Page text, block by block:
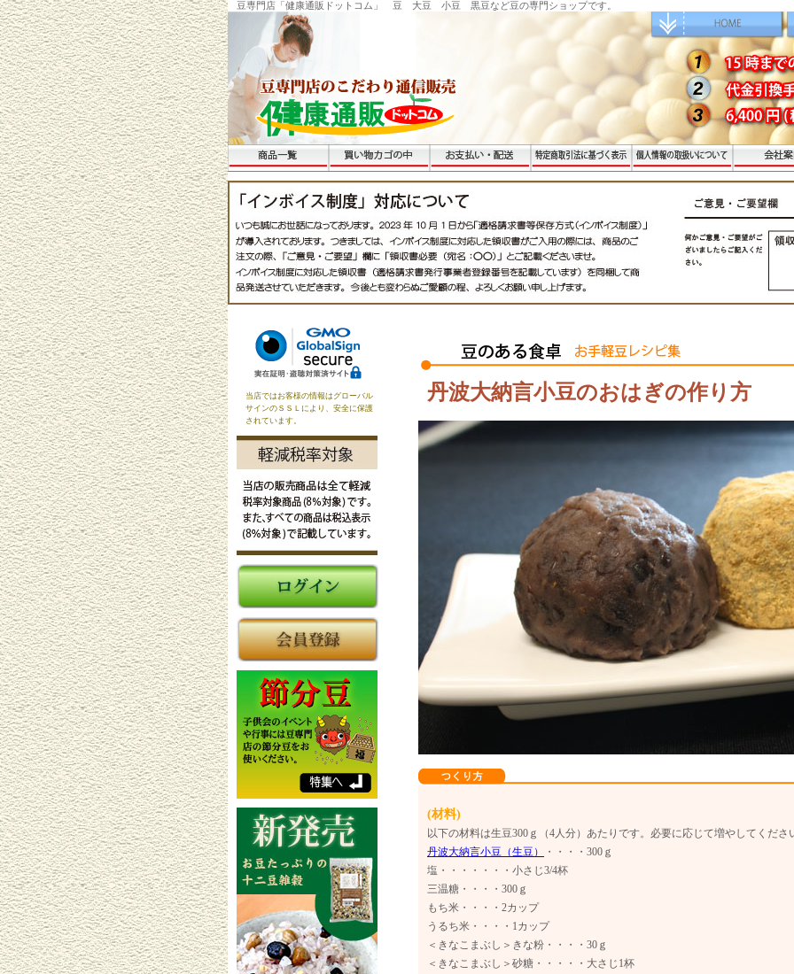
豆専門店「健康通販ドットコム」 豆 大豆 小豆 黒豆など豆の専門ショップです。
当店ではお客様の情報はグローバル
サインのＳＳＬにより、安全に保護
されています。
丹波大納言小豆のおはぎの作り方
(材料)
以下の材料は生豆300ｇ（4人分）あたりです。必要に応じて増やしてくださ
丹波大納言小豆（生豆）
・・・・300ｇ
塩・・・・・・・小さじ3/4杯
三温糖・・・・300ｇ
もち米・・・・2カップ
うるち米・・・・1カップ
＜きなこまぶし＞きな粉・・・・30ｇ
＜きなこまぶし＞砂糖・・・・・大さじ1杯